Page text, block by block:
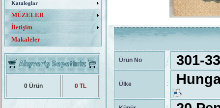
Kataloglar
MÜZELER
İletişim
Makaleler
0 Ürün 0 TL
Ürün No : 301-
Ülke :